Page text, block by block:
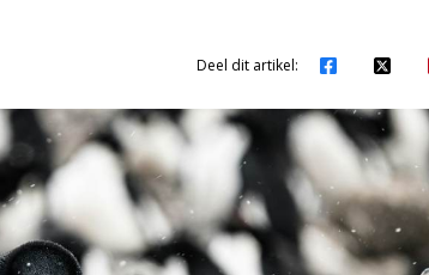
Deel dit artikel: